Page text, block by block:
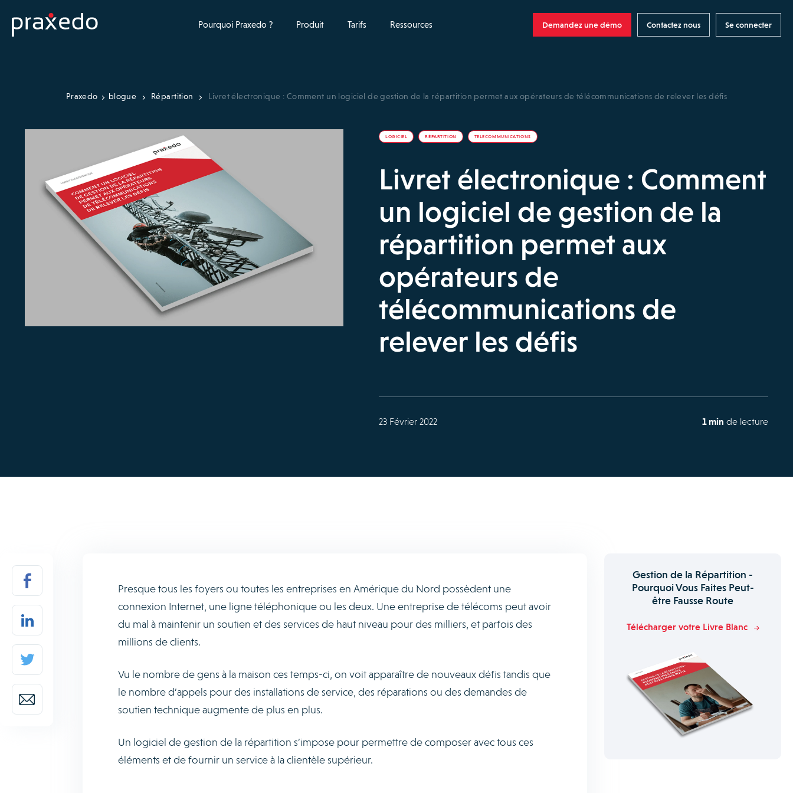
Pourquoi Praxedo ? Produit Tarifs Ressources Demandez une démo Contactez nous Se connecter
Praxedo blogue Répartition Livret électronique : Comment un logiciel de gestion de la répartition permet aux opérateurs de télécommunications de relever les défis
LOGICIEL RÉPARTITION TELECOMMUNICATIONS
Livret électronique : Comment
un logiciel de gestion de la
répartition permet aux
opérateurs de
télécommunications de
relever les défis
23 Février 2022 1 min de lecture
Presque tous les foyers ou toutes les entreprises en Amérique du Nord possèdent une
connexion Internet, une ligne téléphonique ou les deux. Une entreprise de télécoms peut avoir
du mal à maintenir un soutien et des services de haut niveau pour des milliers, et parfois des
millions de clients.
Vu le nombre de gens à la maison ces temps-ci, on voit apparaître de nouveaux défis tandis que
le nombre d’appels pour des installations de service, des réparations ou des demandes de
soutien technique augmente de plus en plus.
Un logiciel de gestion de la répartition s’impose pour permettre de composer avec tous ces
éléments et de fournir un service à la clientèle supérieur.
Gestion de la Répartition -
Pourquoi Vous Faites Peut-
être Fausse Route
Télécharger votre Livre Blanc